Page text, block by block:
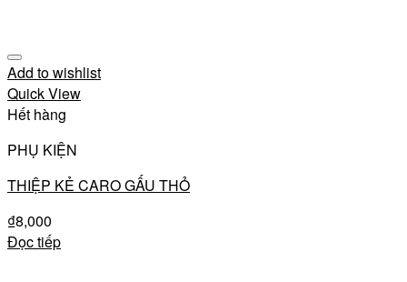
Add to wishlist
Quick View
Hết hàng
PHỤ KIỆN
THIỆP KẺ CARO GẤU THỎ
₫8,000
Đọc tiếp